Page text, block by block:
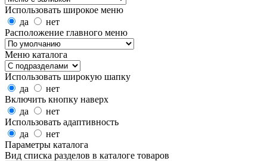
Использовать широкое меню
да
нет
Расположение главного меню
Меню каталога
Использовать широкую шапку
да
нет
Включить кнопку наверх
да
нет
Использовать адаптивность
да
нет
Параметры каталога
Вид списка разделов в каталоге товаров